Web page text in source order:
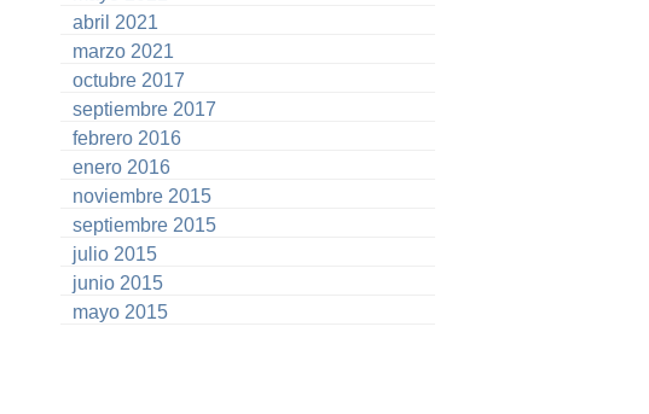
abril 2021
marzo 2021
octubre 2017
septiembre 2017
febrero 2016
enero 2016
noviembre 2015
septiembre 2015
julio 2015
junio 2015
mayo 2015